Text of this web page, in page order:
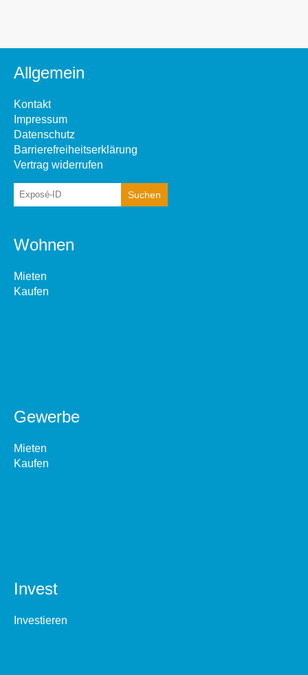
Allgemein
Kontakt
Impressum
Datenschutz
Barrierefreiheitserklärung
Vertrag widerrufen
Wohnen
Mieten
Kaufen
Gewerbe
Mieten
Kaufen
Invest
Investieren